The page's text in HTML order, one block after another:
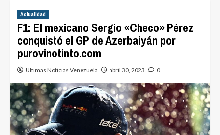
Actualidad
F1: El mexicano Sergio «Checo» Pérez
conquistó el GP de Azerbaiyán por
purovinotinto.com
Ultimas Noticias Venezuela abril 30, 2023 0